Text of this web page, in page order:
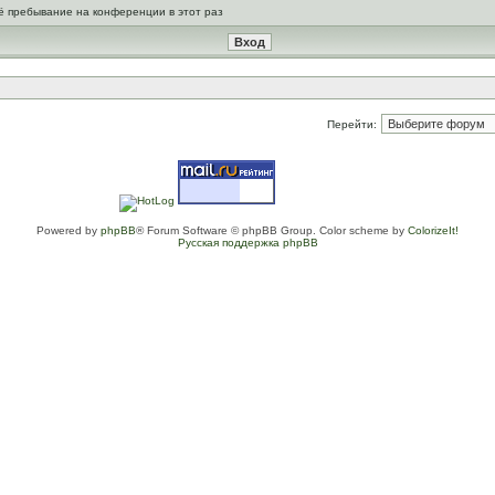
пребывание на конференции в этот раз
Перейти:
Powered by phpBB® Forum Software © phpBB Group. Color scheme by ColorizeIt!
Русская поддержка phpBB